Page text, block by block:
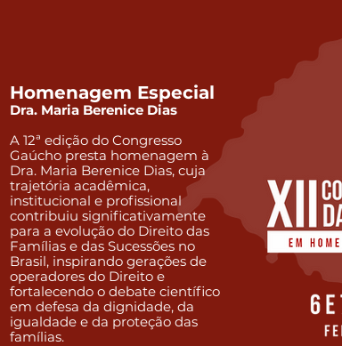
Homenagem Especial
Dra. Maria Berenice Dias
A 12ª edição do Congresso
Gaúcho presta homenagem à
Dra. Maria Berenice Dias, cuja
trajetória acadêmica,
institucional e profissional
contribuiu significativamente
para a evolução do Direito das
Famílias e das Sucessões no
Brasil, inspirando gerações de
operadores do Direito e
fortalecendo o debate científico
em defesa da dignidade, da
igualdade e da proteção das
famílias.